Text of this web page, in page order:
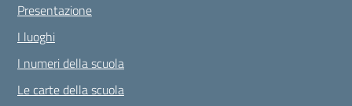
Presentazione
I luoghi
I numeri della scuola
Le carte della scuola